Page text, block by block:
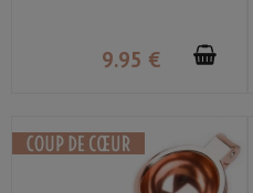
9.95 €